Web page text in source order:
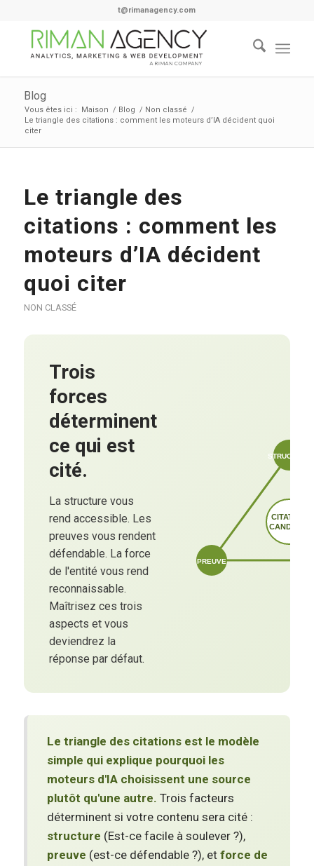
t@rimanagency.com
Blog
Vous êtes ici : Maison / Blog / Non classé /
Le triangle des citations : comment les moteurs d’IA décident quoi
citer
Le triangle des
citations : comment les
moteurs d’IA décident
quoi citer
NON CLASSÉ
Trois
forces
déterminent
ce qui est
cité.
La structure vous
rend accessible. Les
preuves vous rendent
défendable. La force
de l'entité vous rend
reconnaissable.
Maîtrisez ces trois
aspects et vous
deviendrez la
réponse par défaut.
STRUCTURE
PREUVE
CITATION
CANDIDAT
Le triangle des citations est le modèle
simple qui explique pourquoi les
moteurs d'IA choisissent une source
plutôt qu'une autre. Trois facteurs
déterminent si votre contenu sera cité :
structure (Est-ce facile à soulever ?),
preuve (est-ce défendable ?), et force de